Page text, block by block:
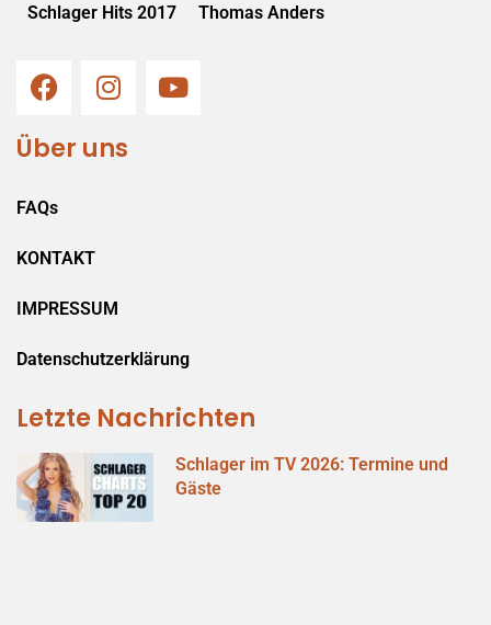
Schlager Hits 2017 Thomas Anders
Über uns
FAQs
KONTAKT
IMPRESSUM
Datenschutzerklärung
Letzte Nachrichten
Schlager im TV 2026: Termine und
Gäste